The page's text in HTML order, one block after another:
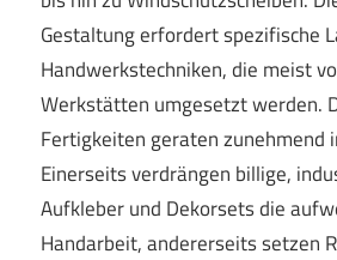
Gestaltung erfordert spezifische
Handwerkstechniken, die meist
Werkstätten umgesetzt werden.
Fertigkeiten geraten zunehmend
Einerseits verdrängen billige,
Aufkleber und Dekorsets die
Handarbeit, andererseits setzen